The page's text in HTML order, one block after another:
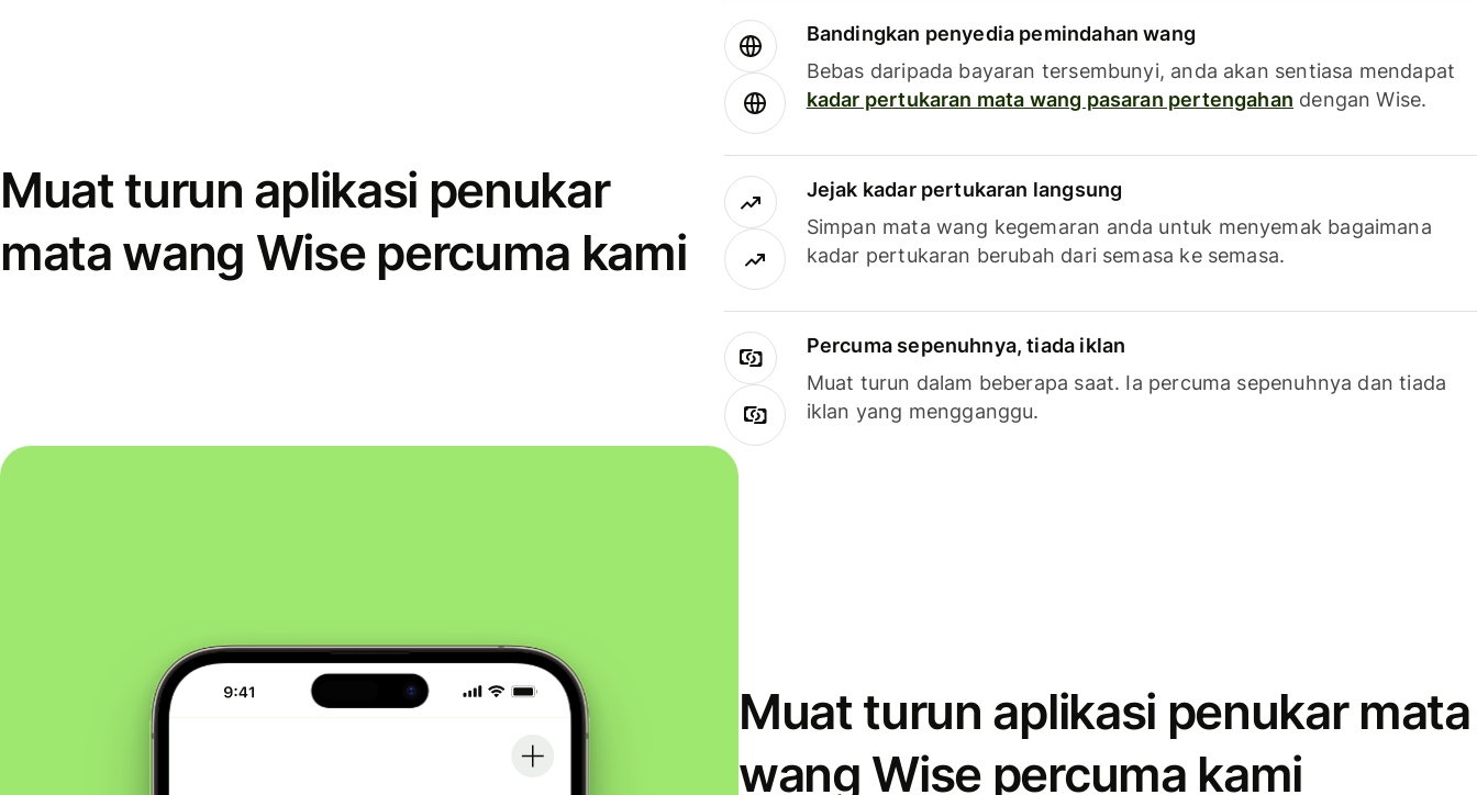
Muat turun aplikasi penukar
mata wang Wise percuma kami
Bandingkan penyedia pemindahan wang
Bebas daripada bayaran tersembunyi, anda akan sentiasa mendapat
kadar pertukaran mata wang pasaran pertengahan dengan Wise.
Jejak kadar pertukaran langsung
Simpan mata wang kegemaran anda untuk menyemak bagaimana
kadar pertukaran berubah dari semasa ke semasa.
Percuma sepenuhnya, tiada iklan
Muat turun dalam beberapa saat. Ia percuma sepenuhnya dan tiada
iklan yang mengganggu.
Muat turun aplikasi penukar mata
wang Wise percuma kami